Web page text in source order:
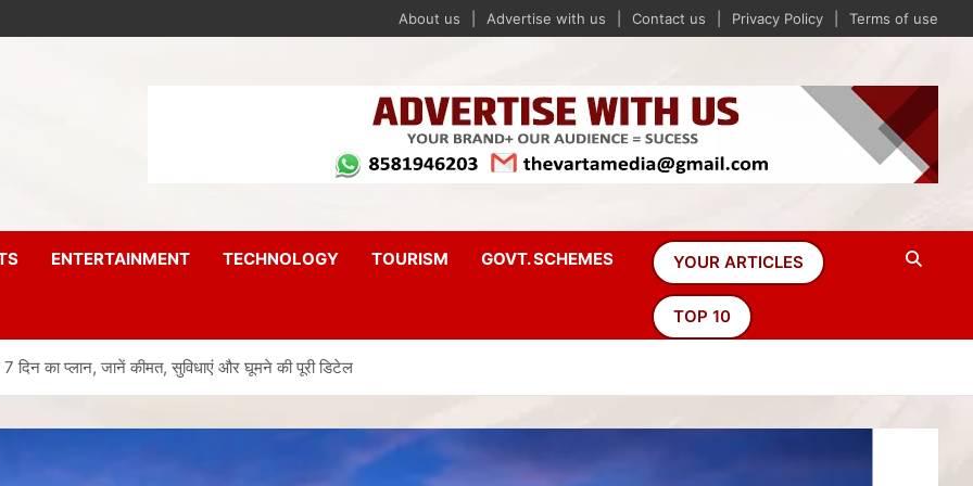
About us Advertise with us Contact us Privacy Policy Terms of use
ENTERTAINMENT TECHNOLOGY TOURISM GOVT. SCHEMES YOUR ARTICLES
TOP 10
का प्लान, जानें कीमत, सुविधाएं और घूमने की पूरी डिटेल